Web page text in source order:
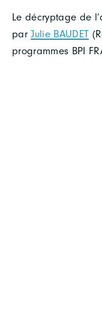
Le décryptage de
parJulie BAUDET
programmes BPI